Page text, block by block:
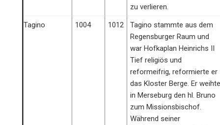
zu verlieren.
Tagino 1004 1012
Tagino stammte aus dem
Regensburger Raum und
war Hofkaplan Heinrichs II
Tief religiös und
reformeifrig, reformierte er
das Kloster Berge. Er weihte
in Merseburg den hl. Bruno
zum Missionsbischof.
Während seiner